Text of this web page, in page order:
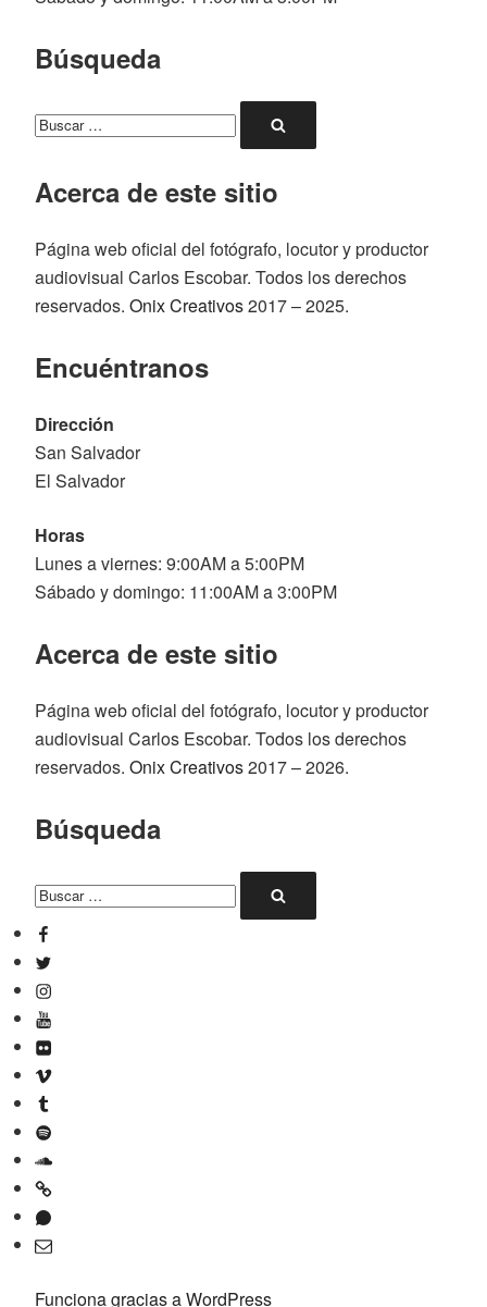
Búsqueda
Buscar
por:
Acerca de este sitio
Página web oficial del fotógrafo, locutor y productor
audiovisual Carlos Escobar. Todos los derechos
reservados. Onix Creativos2017 – 2025.
Encuéntranos
Dirección
San Salvador
El Salvador
Horas
Lunes a viernes: 9:00AM a 5:00PM
Sábado y domingo: 11:00AM a 3:00PM
Acerca de este sitio
Página web oficial del fotógrafo, locutor y productor
audiovisual Carlos Escobar. Todos los derechos
reservados. Onix Creativos2017 – 2026.
Búsqueda
Buscar
por:
Facebook
Twitter
Instagram
YouTube
Flickr
Vimeo
Tumblr
Spotify
SoundCloud
Mixcloud
Whatsapp
Correo
Funciona gracias a WordPress